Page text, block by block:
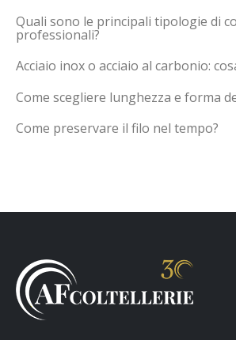
Quali sono le principali tipologie di
professionali?
Acciaio inox o acciaio al carbonio:
Come scegliere lunghezza e forma
Come preservare il filo nel tempo?